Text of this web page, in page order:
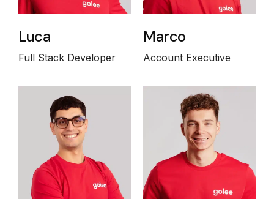
Luca
Full Stack Developer
Marco
Account Executive